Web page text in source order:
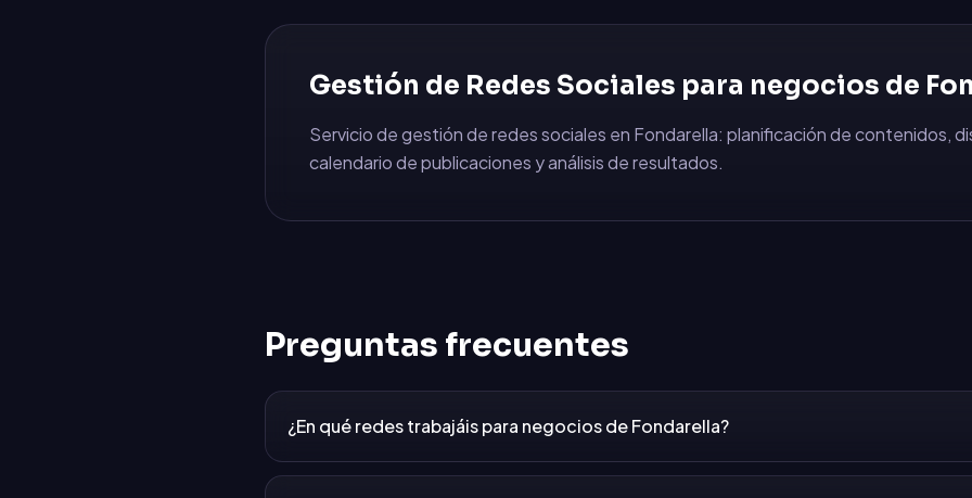
Gestión de Redes Sociales para negocios de
Servicio de gestión de redes sociales en Fondarella: planificación de contenidos,
calendario de publicaciones y análisis de resultados.
Preguntas frecuentes
¿En qué redes trabajáis para negocios de Fondarella?